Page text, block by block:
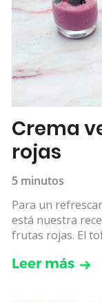
Crema
rojas
5 minutos
Para un
está nuestra
frutas rojas. El
Leer más